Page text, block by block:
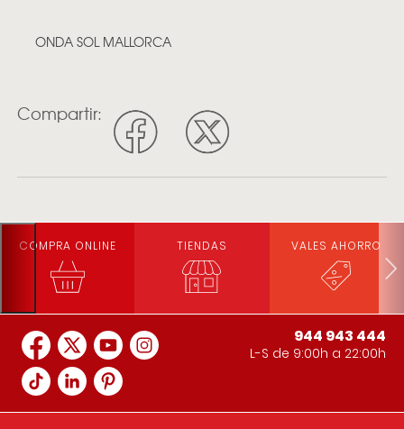
ONDA SOL MALLORCA
Compartir:
COMPRA ONLINE TIENDAS VALES AHORRO
944 943 444
L-S de 9:00h a 22:00h